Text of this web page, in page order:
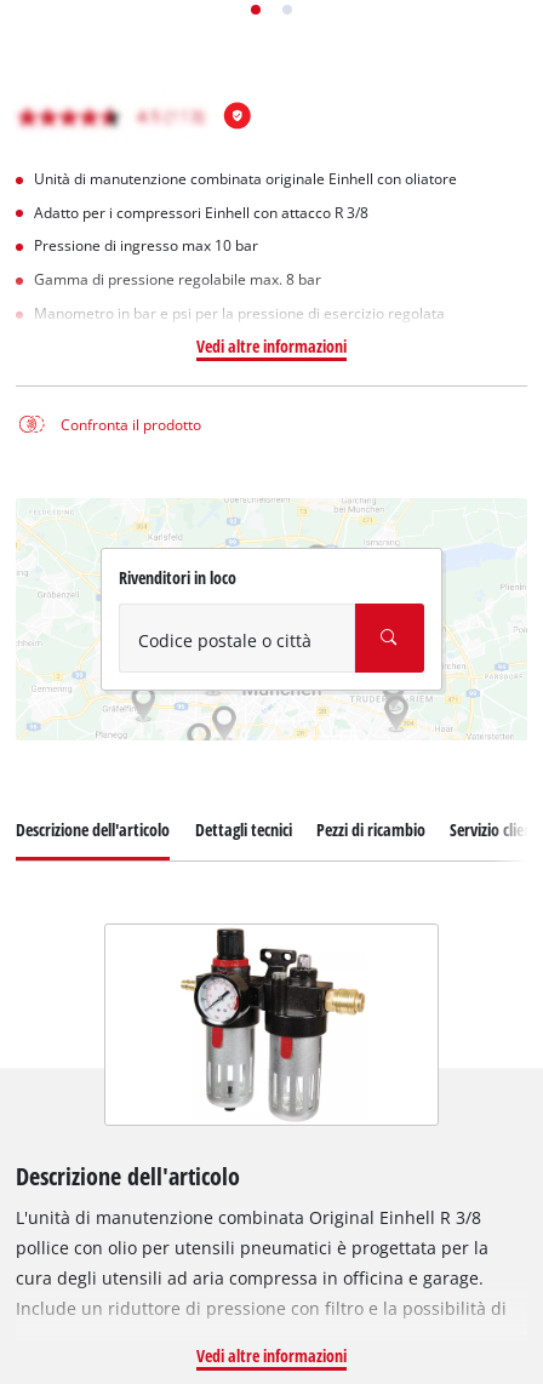
Unità di manutenzione combinata originale Einhell con oliatore
Adatto per i compressori Einhell con attacco R 3/8
Pressione di ingresso max 10 bar
Gamma di pressione regolabile max. 8 bar
Manometro in bar e psi per la pressione di esercizio regolata
Vedi altre informazioni
Confronta il prodotto
Rivenditori in loco
Codice postale o città
Descrizione dell'articolo Dettagli tecnici Pezzi di ricambio Servizio clienti
Descrizione dell'articolo
L'unità di manutenzione combinata Original Einhell R 3/8
pollice con olio per utensili pneumatici è progettata per la
cura degli utensili ad aria compressa in officina e garage.
Include un riduttore di pressione con filtro e la possibilità di
degli utensili, come ad esempio l'avvitatore pneumatico. L'olio
Vedi altre informazioni